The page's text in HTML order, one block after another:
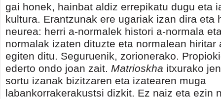
gai honek, hainbat aldiz errepikatu dugu eta
kultura. Erantzunak ere ugariak izan dira eta
neurea: herri a-normalek histori a-normala
normalak izaten dituzte eta normalean hiritar
egiten ditu. Seguruenik, zorionerako.
ederto ondo joan zait. Matrioskha itxurako
sortu izanak bizitzaren eta izatearen muga
labankorrakerakustsi dizkit. Ez naiz eta ezin